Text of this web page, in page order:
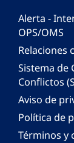
Alerta -
OPS/OMS
Relaciones
Sistema de
Conflictos
Aviso de
Política de
Términos y